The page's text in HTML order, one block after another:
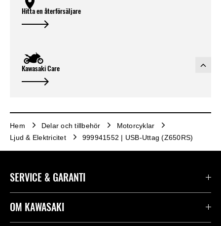
Hitta en återförsäljare
Kawasaki Care
Hem Delar och tillbehör
Motorcyklar
Ljud & Elektricitet
999941552 | USB-Uttag (Z650RS)
SERVICE & GARANTI
Kontakta oss
OM KAWASAKI